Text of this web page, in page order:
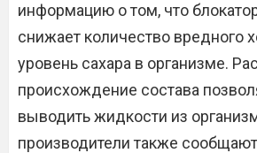
информацию о том, что
снижает количество вредного
уровень сахара в организме.
происхождение состава
выводить жидкости из
производители также